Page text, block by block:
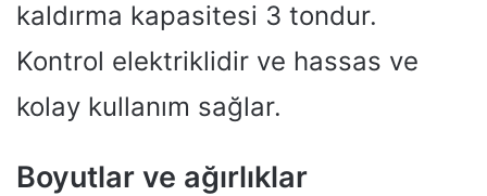
kaldırma kapasitesi 3 tondur.
Kontrol elektriklidir ve hassas ve
kolay kullanım sağlar.
Boyutlar ve ağırlıklar